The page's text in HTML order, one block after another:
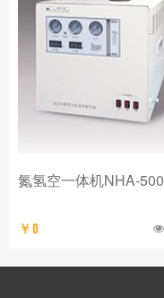
氮氢空一体机NHA-500
￥0